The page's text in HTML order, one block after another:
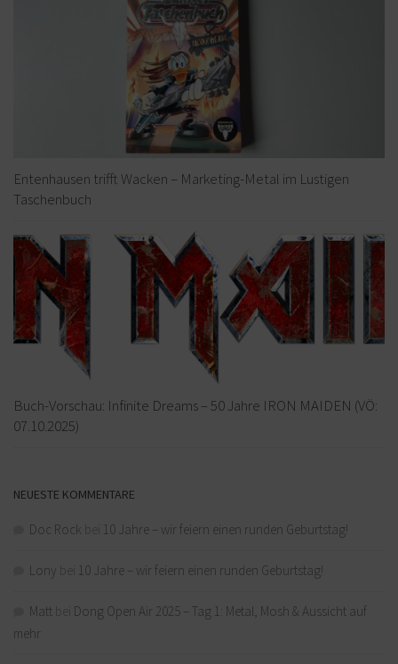
Entenhausen trifft Wacken – Marketing-Metal im Lustigen
Taschenbuch
Buch-Vorschau: Infinite Dreams – 50 Jahre IRON MAIDEN (VÖ:
07.10.2025)
NEUESTE KOMMENTARE
Doc Rock 10 Jahre – wir feiern einen runden Geburtstag!
Lony 10 Jahre – wir feiern einen runden Geburtstag!
Matt
Dong Open Air 2025 – Tag 1: Metal, Mosh & Aussicht auf
mehr